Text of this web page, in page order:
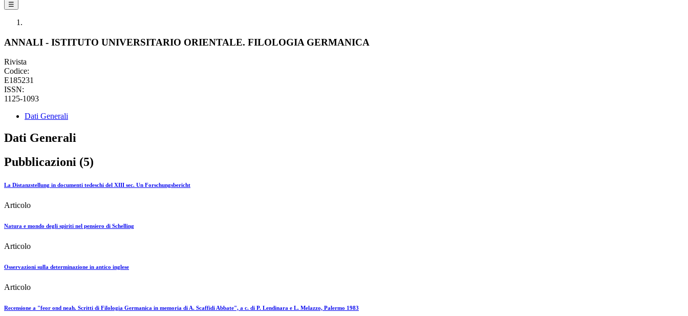
☰
ANNALI - ISTITUTO UNIVERSITARIO ORIENTALE. FILOLOGIA GERMANICA
Rivista
Codice:
E185231
ISSN:
1125-1093
Dati Generali
Dati Generali
Pubblicazioni (5)
La Distanzstellung in documenti tedeschi del XIII sec. Un Forschungsbericht
Articolo
Natura e mondo degli spiriti nel pensiero di Schelling
Articolo
Osservazioni sulla determinazione in antico inglese
Articolo
Recensione a "feor ond neah. Scritti di Filologia Germanica in memoria di A. Scaffidi Abbate", a c. di P. Lendinara e L. Melazzo, Palermo 1983